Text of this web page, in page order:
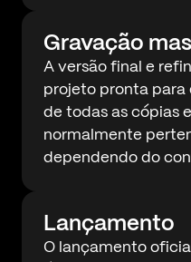
Gravação
A versão final e
projeto pronta para
de todas as cópias
normalmente
dependendo do
Lançamento
O lançamento